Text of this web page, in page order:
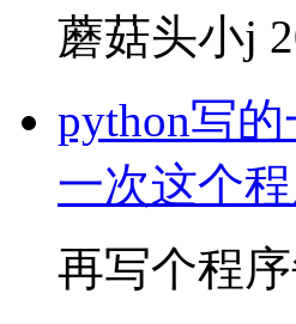
蘑菇头小j
python写
一次这个
再写个程